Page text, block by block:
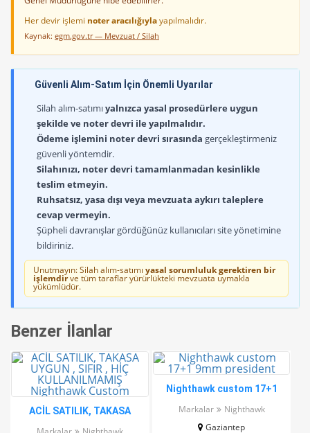
Her devir işlemi noter aracılığıylayapılmalıdır.
Kaynak: egm.gov.tr — Mevzuat / Silah
Güvenli Alım-Satım İçin Önemli Uyarılar
Silah alım-satımıyalnızca yasal prosedürlere uygun
şekilde ve noter devri ile yapılmalıdır.
Ödeme işlemini noter devri sırasında gerçekleştirmeniz
güvenli yöntemdir.
Silahınızı, noter devri tamamlanmadan kesinlikle
teslim etmeyin.
Ruhsatsız, yasa dışı veya mevzuata aykırı taleplere
cevap vermeyin.
Şüpheli davranışlar gördüğünüz kullanıcıları site yönetimine
bildiriniz.
Unutmayın: Silah alım-satımı yasal sorumluluk gerektiren bir
işlemdirve tüm taraflar yürürlükteki mevzuata uymakla
yükümlüdür.
Benzer İlanlar
ACİL SATILIK, TAKASA
Nighthawk custom 17+1
Markalar
Nighthawk
Gaziantep